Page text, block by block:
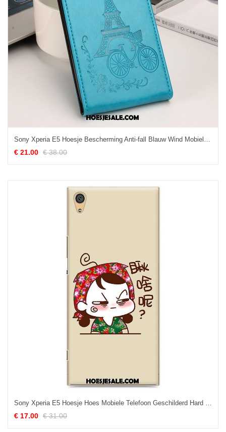
Sony Xperia E5 Hoesje Bescherming Anti-fall Blauw Wind Mobiele Telefoon Korting
€ 21.00 € 38.00
Sony Xperia E5 Hoesje Hoes Mobiele Telefoon Geschilderd Hard Wit Kopen
€ 17.00 € 31.00